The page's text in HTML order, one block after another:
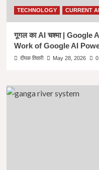
TECHNOLOGY CURRENT
गूगल का AI चश्मा | Google
Work of Google AI
दीपक तिवारी May 28, 2026 0